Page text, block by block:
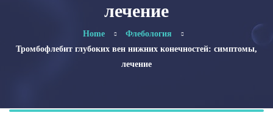
лечение
Home
Флебология
Тромбофлебит глубоких вен нижних конечностей: симптомы,
лечение